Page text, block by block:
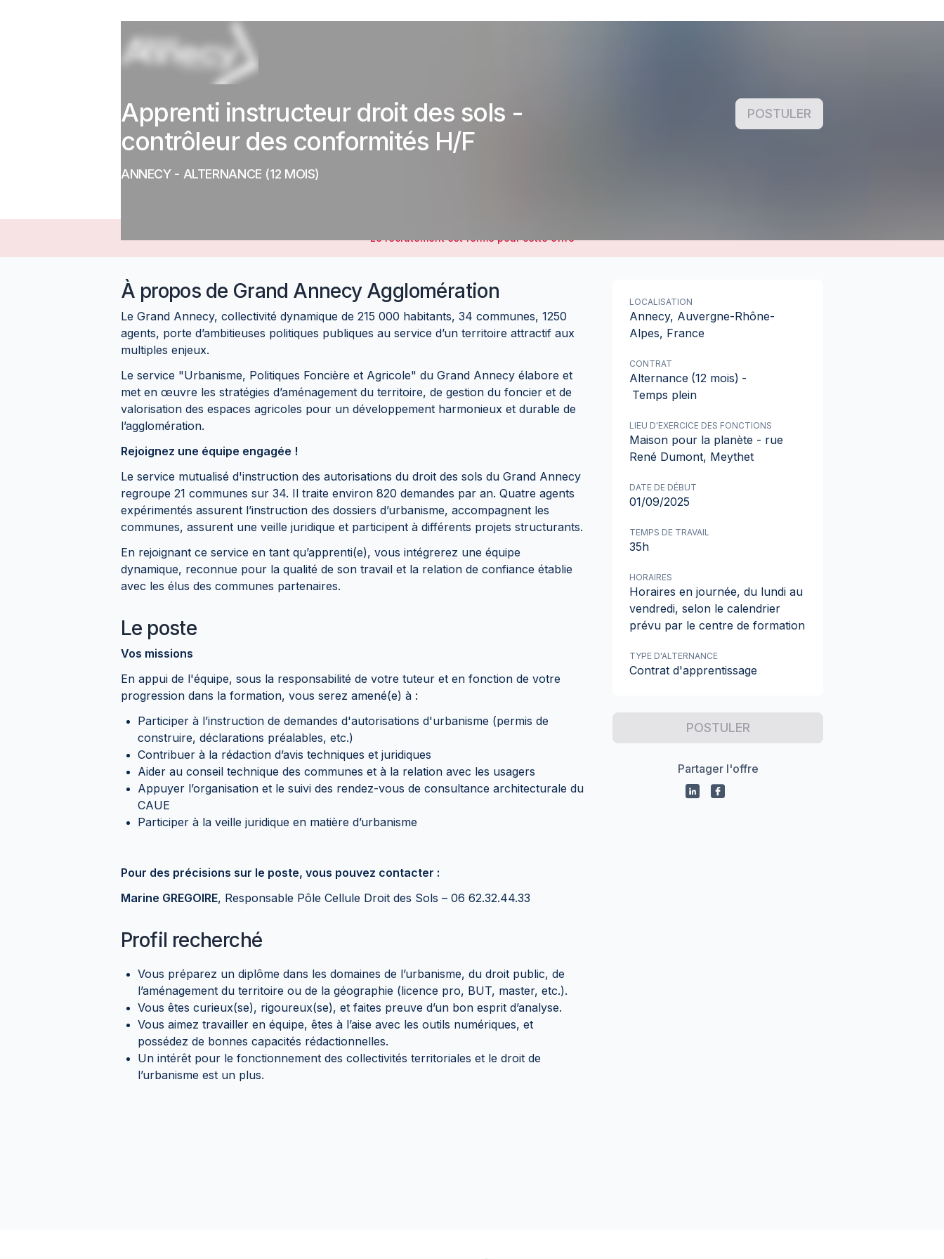
Apprenti instructeur droit des sols -
contrôleur des conformités H/F
ANNECY - ALTERNANCE (12 MOIS)
POSTULER
Le recrutement est fermé pour cette offre
À propos de Grand Annecy Agglomération
Le Grand Annecy, collectivité dynamique de 215 000 habitants, 34 communes, 1250
agents, porte d’ambitieuses politiques publiques au service d’un territoire attractif aux
multiples enjeux.
Le service "Urbanisme, Politiques Foncière et Agricole" du Grand Annecy élabore et
met en œuvre les stratégies d’aménagement du territoire, de gestion du foncier et de
valorisation des espaces agricoles pour un développement harmonieux et durable de
l’agglomération.
Rejoignez une équipe engagée !
Le service mutualisé d'instruction des autorisations du droit des sols du Grand Annecy
regroupe 21 communes sur 34. Il traite environ 820 demandes par an. Quatre agents
expérimentés assurent l’instruction des dossiers d’urbanisme, accompagnent les
communes, assurent une veille juridique et participent à différents projets structurants.
En rejoignant ce service en tant qu’apprenti(e), vous intégrerez une équipe
dynamique, reconnue pour la qualité de son travail et la relation de confiance établie
avec les élus des communes partenaires.
Le poste
Vos missions
En appui de l'équipe, sous la responsabilité de votre tuteur et en fonction de votre
progression dans la formation, vous serez amené(e) à :
Participer à l’instruction de demandes d'autorisations d'urbanisme (permis de
construire, déclarations préalables, etc.)
Contribuer à la rédaction d’avis techniques et juridiques
Aider au conseil technique des communes et à la relation avec les usagers
Appuyer l’organisation et le suivi des rendez-vous de consultance architecturale du
CAUE
Participer à la veille juridique en matière d’urbanisme
Pour des précisions sur le poste, vous pouvez contacter :
Marine GREGOIRE, Responsable Pôle Cellule Droit des Sols – 06 62.32.44.33
Profil recherché
Vous préparez un diplôme dans les domaines de l’urbanisme, du droit public, de
l’aménagement du territoire ou de la géographie (licence pro, BUT, master, etc.).
Vous êtes curieux(se), rigoureux(se), et faites preuve d’un bon esprit d’analyse.
Vous aimez travailler en équipe, êtes à l’aise avec les outils numériques, et
possédez de bonnes capacités rédactionnelles.
Un intérêt pour le fonctionnement des collectivités territoriales et le droit de
l’urbanisme est un plus.
LOCALISATION
Annecy, Auvergne-Rhône-
Alpes, France
CONTRAT
Alternance (12 mois) -
Temps plein
LIEU D'EXERCICE DES FONCTIONS
Maison pour la planète - rue
René Dumont, Meythet
DATE DE DÉBUT
01/09/2025
TEMPS DE TRAVAIL
35h
HORAIRES
Horaires en journée, du lundi au
vendredi, selon le calendrier
prévu par le centre de formation
TYPE D'ALTERNANCE
Contrat d'apprentissage
POSTULER
Partager l'offre